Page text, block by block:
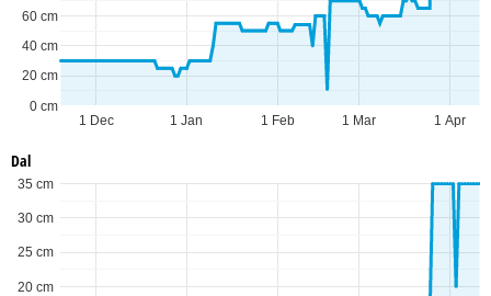
1 Dec 1 Jan 1 Feb 1 Mar 1 Apr
0 cm
20 cm
40 cm
60 cm
Dal
20 cm
25 cm
30 cm
35 cm